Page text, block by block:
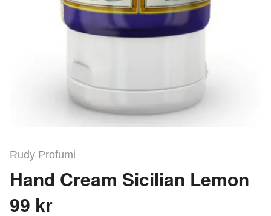
Rudy Profumi
Hand Cream Sicilian Lemon
99 kr